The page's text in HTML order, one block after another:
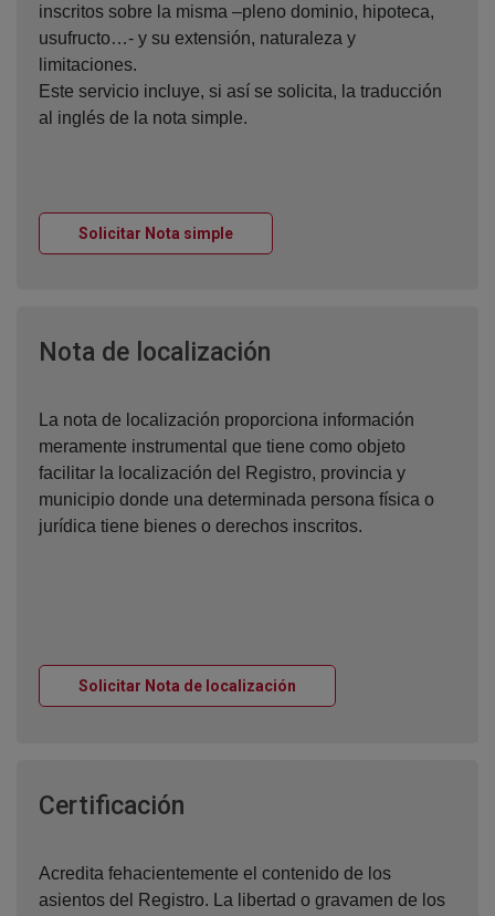
inscritos sobre la misma –pleno dominio, hipoteca,
usufructo…- y su extensión, naturaleza y
limitaciones.
Este servicio incluye, si así se solicita, la traducción
al inglés de la nota simple.
Solicitar Nota simpleVentana nueva
Nota de localización
La nota de localización proporciona información
meramente instrumental que tiene como objeto
facilitar la localización del Registro, provincia y
municipio donde una determinada persona física o
jurídica tiene bienes o derechos inscritos.
Solicitar Nota de localización
Certificación
Acredita fehacientemente el contenido de los
asientos del Registro. La libertad o gravamen de los